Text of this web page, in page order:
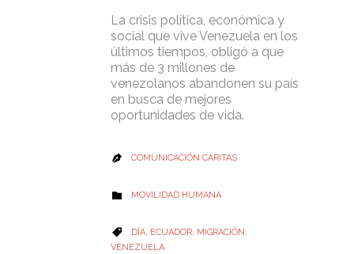
La crisis política, económica y
social que vive Venezuela en los
últimos tiempos, obligó a que
más de 3 millones de
venezolanos abandonen su país
en busca de mejores
oportunidades de vida.
 COMUNICACIÓN CÁRITAS
 CATEGORY
MOVILIDAD HUMANA
 CATEGORY
DÍA, ECUADOR, MIGRACIÓN ,
VENEZUELA